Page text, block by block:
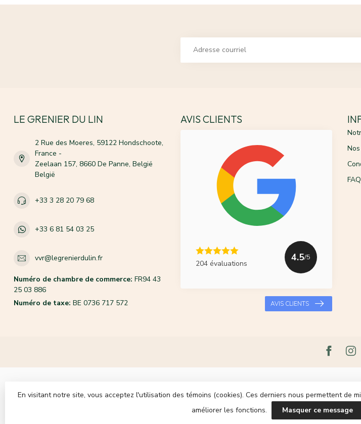
LE GRENIER DU LIN
2 Rue des Moeres, 59122 Hondschoote,
France -
Zeelaan 157, 8660 De Panne, België
België
+33 3 28 20 79 68
+33 6 81 54 03 25
vvr@legrenierdulin.fr
Numéro de chambre de commerce: FR94 43
25 03 886
Numéro de taxe: BE 0736 717 572
AVIS CLIENTS
204 évaluations
4.5/5
AVIS CLIENTS
FAQ
© Copyright 2026 Le Grenier du Lin- Powered by
En visitant notre site, vous acceptez l'utilisation des témoins (cookies). Ces derniers nous permettent
améliorer les fonctions.
Masquer ce message